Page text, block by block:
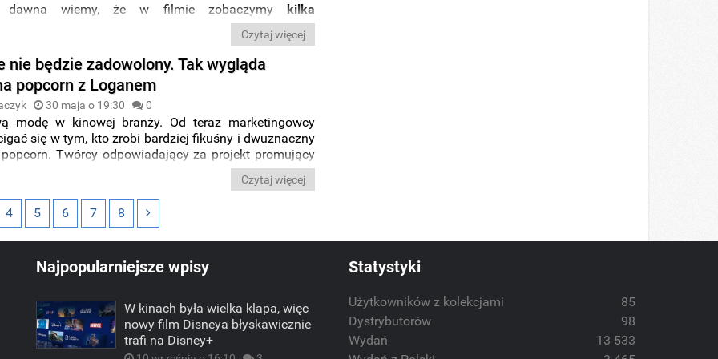
dawna wiemy, że w filmie zobaczymykilka
popularnego bohatera, a w najnowszej
twórcy drażnią się z nami przedsmakiem tej, na którą
czekają.
Czytaj więcej
nie będzie zadowolony. Tak wygląda
popcorn z Loganem
30 maja o 19:30 0
modę w kinowej branży. Od teraz marketingowcy
się w tym, kto zrobi bardziej fikuśny i dwuznaczny
popcorn. Twórcy odpowiadający za projekt promujący
postawili poprzeczkę wyjątkowo wysoko, aleRyan
podjąć walkę i pokazał właśnie kubełek
„Deadpool i Wolverine”.
Czytaj więcej
4 5 6 7 8
Najpopularniejsze wpisy
W kinach była wielka klapa, więc
nowy film Disneya błyskawicznie
trafi na Disney+
Statystyki
Użytkowników z kolekcjami
85
Dystrybutorów
98
Wydań
13 533